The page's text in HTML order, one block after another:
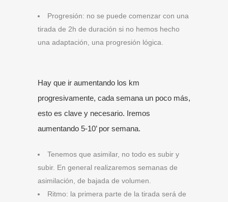
Progresión: no se puede comenzar con una
tirada de 2h de duración si no hemos hecho
una adaptación, una progresión lógica.
Hay que ir aumentando los km
progresivamente, cada semana un poco más,
esto es clave y necesario. Iremos
aumentando 5-10’ por semana.
Tenemos que asimilar, no todo es subir y
subir. En general realizaremos semanas de
asimilación, de bajada de volumen.
Ritmo: la primera parte de la tirada será de